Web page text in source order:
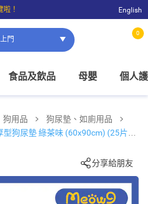
！
即可免費店取。
English
門
0
食品及飲品 母嬰 個人
狗用品
狗尿墊、如廁用品
狗尿墊 綠茶味 (60x90cm) (25片x4
分享給朋友